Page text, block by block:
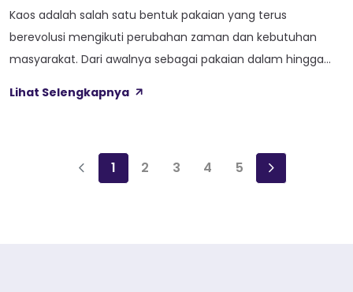
Kaos adalah salah satu bentuk pakaian yang terus
berevolusi mengikuti perubahan zaman dan kebutuhan
masyarakat. Dari awalnya sebagai pakaian dalam hingga
dalam setiap generasi. Perubahan bahan kaos, seperti
tinggi. Artikel ini mengeksplorasi perjalanan kaos melalui
Lihat Selengkapnya
1 2 3 4 5